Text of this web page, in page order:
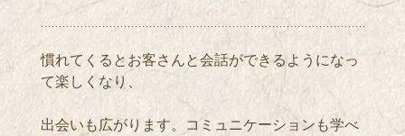
慣れてくるとお客さんと会話ができるようになっ
て楽しくなり、
出会いも広がります。コミュニケーションも学べ